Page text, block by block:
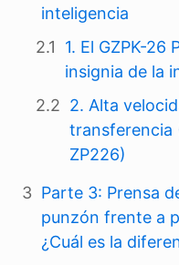
inteligencia
1. El GZPK-26
insignia de la
2. Alta
transferencia
ZP226)
Parte 3: Prensa
punzón frente a
¿Cuál es la